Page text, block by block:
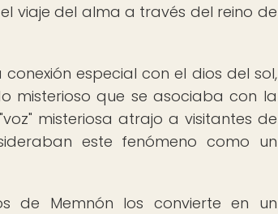
viaje del alma a través del reino de
especial con el dios del sol,
misterioso que se asociaba con la
misteriosa atrajo a visitantes de
este fenómeno como un
de Memnón los convierte en un